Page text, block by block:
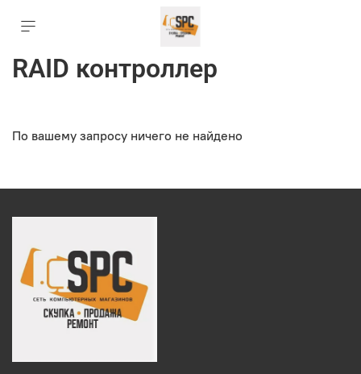
RAID контроллер
По вашему запросу ничего не найдено